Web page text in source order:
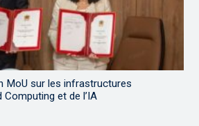
MoU sur les infrastructures
et de l’IA